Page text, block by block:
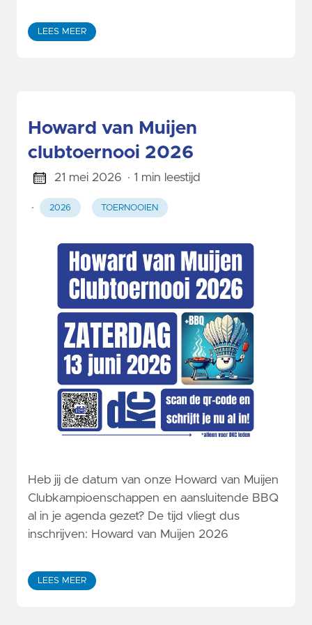
LEES MEER
Howard van Muijen
clubtoernooi 2026
21 mei 2026 · 1 min leestijd
· 2026 TOERNOOIEN
Heb jij de datum van onze Howard van Muijen
Clubkampioenschappen en aansluitende BBQ
al in je agenda gezet? De tijd vliegt dus
inschrijven: Howard van Muijen 2026
LEES MEER